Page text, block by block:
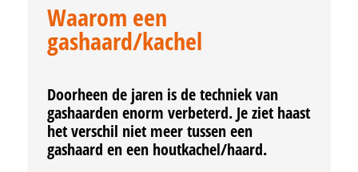
Waarom een
gashaard/kachel
Doorheen de jaren is de techniek van
gashaarden enorm verbeterd. Je ziet haast
het verschil niet meer tussen een
gashaard en een houtkachel/haard.